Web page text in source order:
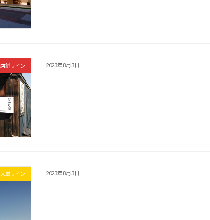
店舗サイン 2023年8月3日
大型サイン 2023年8月3日